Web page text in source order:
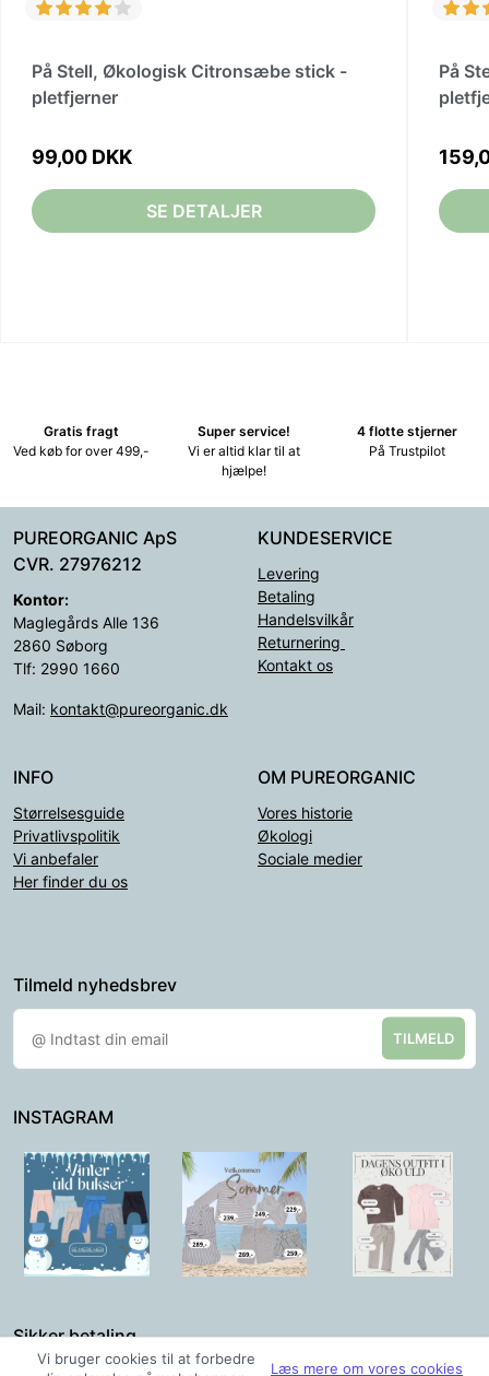
På Stell, Økologisk Citronsæbe stick -
pletfjerner
99,00 DKK
SE DETALJER
På
Gratis fragt
Ved køb for over 499,-
Super service!
Vi er altid klar til at
hjælpe!
4 flotte stjerner
På Trustpilot
PUREORGANIC ApS
CVR. 27976212
Kontor:
Maglegårds Alle 136
2860 Søborg
Tlf: 2990 1660
Mail: kontakt@pureorganic.dk
KUNDESERVICE
Levering
Betaling
Handelsvilkår
Returnering
Kontakt os
INFO
Størrelsesguide
Privatlivspolitik
Vi anbefaler
Her finder du os
OM PUREORGANIC
Vores historie
Økologi
Sociale medier
Tilmeld nyhedsbrev
TILMELD
INSTAGRAM
Sikker betaling
Vi bruger cookies til at forbedre
Læs mere om vores cookies